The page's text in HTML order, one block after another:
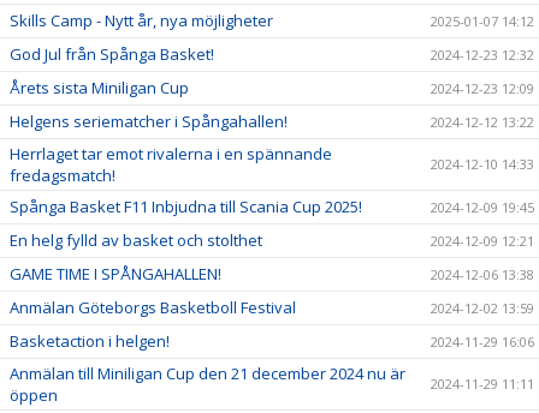
Skills Camp - Nytt år, nya möjligheter 2025-01-07 14:12
God Jul från Spånga Basket! 2024-12-23 12:32
Årets sista Miniligan Cup 2024-12-23 12:09
Helgens seriematcher i Spångahallen! 2024-12-12 13:22
Herrlaget tar emot rivalerna i en spännande
fredagsmatch!
2024-12-10 14:33
Spånga Basket F11 Inbjudna till Scania Cup 2025! 2024-12-09 19:45
En helg fylld av basket och stolthet 2024-12-09 12:21
GAME TIME I SPÅNGAHALLEN! 2024-12-06 13:38
Anmälan Göteborgs Basketboll Festival 2024-12-02 13:59
Basketaction i helgen! 2024-11-29 16:06
Anmälan till Miniligan Cup den 21 december 2024 nu är
öppen
2024-11-29 11:11